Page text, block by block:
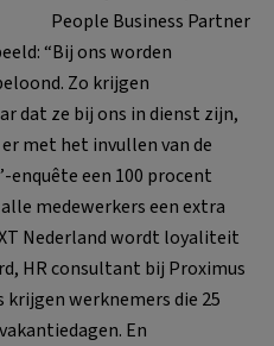
People Business Partner
“Bij ons worden
Zo krijgen
dat ze bij ons in dienst zijn,
met het invullen van de
enquête een 100 procent
medewerkers een extra
Nederland wordt loyaliteit
HR consultant bij Proximus
krijgen werknemers die 25
En